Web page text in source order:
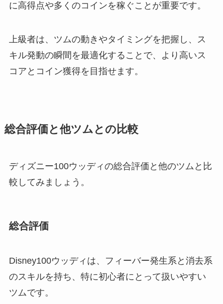
に高得点や多くのコインを稼ぐことが重要です。
上級者は、ツムの動きやタイミングを把握し、ス
キル発動の瞬間を最適化することで、より高いス
コアとコイン獲得を目指せます。
総合評価と他ツムとの比較
ディズニー100ウッディの総合評価と他のツムと比
較してみましょう。
総合評価
Disney100ウッディは、フィーバー発生系と消去系
のスキルを持ち、特に初心者にとって扱いやすい
ツムです。